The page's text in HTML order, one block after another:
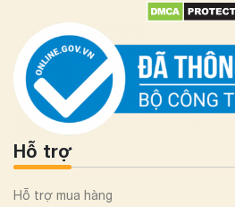
Hỗ trợ
Hỗ trợ mua hàng